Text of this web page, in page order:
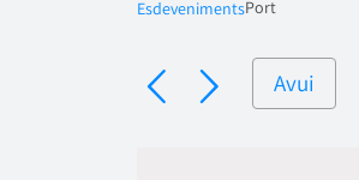
EsdevenimentsPort
Avui